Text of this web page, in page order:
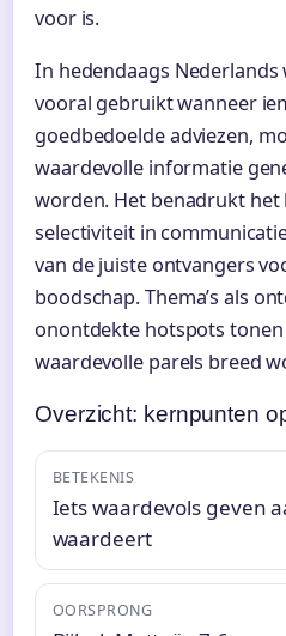
voor is.
In hedendaags
vooral gebruikt wanneer
goedbedoelde adviezen,
waardevolle informatie
worden. Het benadrukt het
selectiviteit in
van de juiste ontvangers
boodschap. Thema’s als
onontdekte hotspots
waardevolle parels breed
Overzicht: kernpunten
BETEKENIS
Iets waardevols geven
waardeert
OORSPRONG